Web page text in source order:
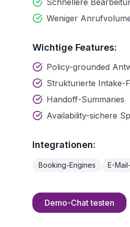
Schnellere
Weniger
Wichtige Features:
Policy-grounded
Strukturierte Intake-
Handoff-Summaries
Availability-sichere
Integrationen:
Booking-Engines E-
Demo-Chat testen